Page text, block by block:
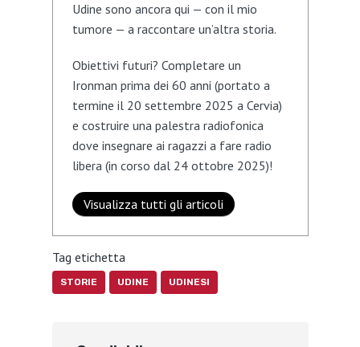
Udine sono ancora qui — con il mio
tumore — a raccontare un’altra storia.
Obiettivi futuri? Completare un
Ironman prima dei 60 anni (portato a
termine il 20 settembre 2025 a Cervia)
e costruire una palestra radiofonica
dove insegnare ai ragazzi a fare radio
libera (in corso dal 24 ottobre 2025)!
Visualizza tutti gli articoli
Tag etichetta
STORIE UDINE UDINESI